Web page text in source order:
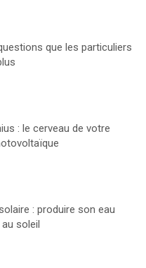
que les particuliers
: le cerveau de votre
: produire son eau
soleil